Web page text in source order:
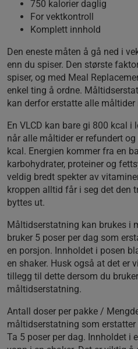
750 kalorier daglig
For vektkontroll
Komplett innhold
Den eneste måten å gå ned i
enn du spiser. Den største
spiser, og med Meal
enkel ting å ordne.
kan derfor erstatte alle måltider
En VLCD kan bare gi 800 kcal i
når alle måltider er refundert
kcal. Energien kommer fra en
karbohydrater, proteiner og
veldig bredt spekter av
kroppen alltid får i seg det den
byttes ut.
Måltidserstatning kan brukes i
bruker 5 poser per dag som
en porsjon. Innholdet i posen
en shaker. Husk også at det er
tillegg til dette dersom du
måltidserstatning.
Antall doser per pakke /
måltidserstatning som
Ta 5 poser per dag. Innholdet i